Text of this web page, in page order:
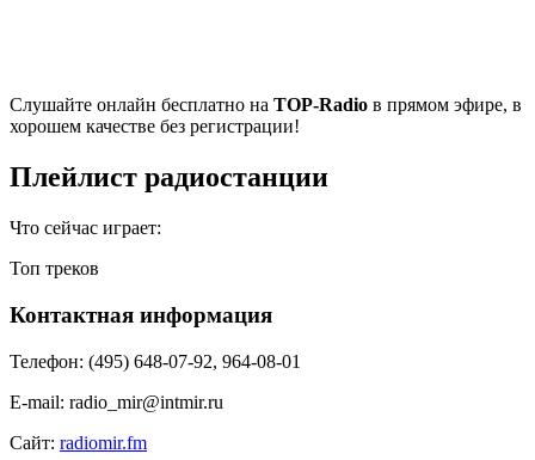
Cлушайте онлайн бесплатно на TOP-Radio в прямом эфире, в
хорошем качестве без регистрации!
Плейлист радиостанции
Что сейчас играет:
Топ треков
Контактная информация
Телефон: (495) 648-07-92, 964-08-01
E-mail: radio_mir@intmir.ru
Сайт: radiomir.fm